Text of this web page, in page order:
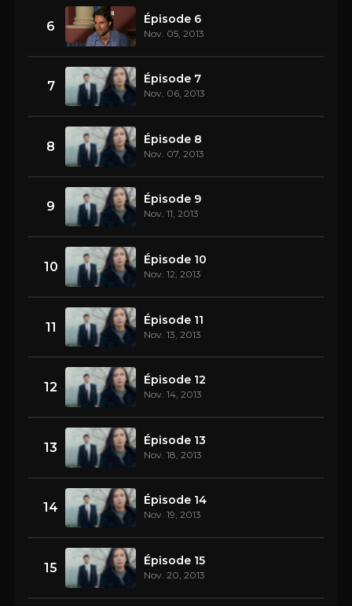
6 Épisode 6
Nov. 05, 2013
7 Épisode 7
Nov. 06, 2013
8 Épisode 8
Nov. 07, 2013
9 Épisode 9
Nov. 11, 2013
10 Épisode 10
Nov. 12, 2013
11 Épisode 11
Nov. 13, 2013
12 Épisode 12
Nov. 14, 2013
13 Épisode 13
Nov. 18, 2013
14 Épisode 14
Nov. 19, 2013
15 Épisode 15
Nov. 20, 2013